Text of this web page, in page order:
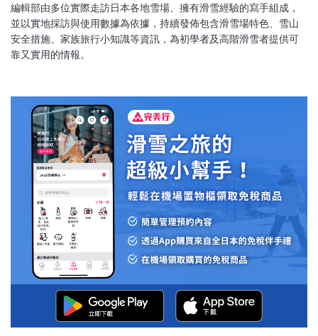
編輯部由多位實際走訪日本各地雪場、擁有滑雪經驗的寫手組成，
並以實地採訪與使用數據為依據，持續發佈包含滑雪場特色、雪山
安全措施、家族旅行小知識等資訊，為初學者及高階滑雪者提供可